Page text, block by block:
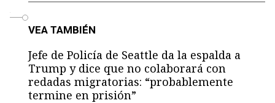
VEA TAMBIÉN
Jefe de Policía de Seattle da la espalda a
Trump y dice que no colaborará con
redadas migratorias: “probablemente
termine en prisión”